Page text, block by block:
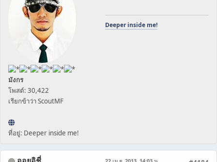
มังกร
โพสต์: 30,422
เรียกข้าว่า ScoutMF
ที่อยู่: Deeper inside me!
Deeper inside me!